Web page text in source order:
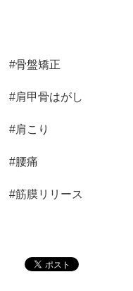
#骨盤矯正
#肩甲骨はがし
#肩こり
#腰痛
#筋膜リリース